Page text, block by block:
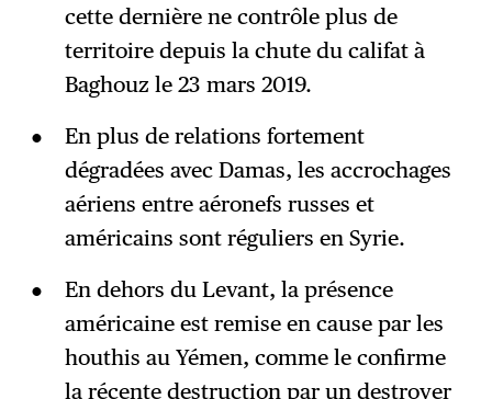
cette dernière ne contrôle plus de
territoire depuis la chute du califat à
Baghouz le 23 mars 2019.
En plus de relations fortement
dégradées avec Damas, les accrochages
aériens entre aéronefs russes et
américains sont réguliers en Syrie.
En dehors du Levant, la présence
américaine est remise en cause par les
houthis au Yémen, comme le confirme
la récente destruction par un destroyer